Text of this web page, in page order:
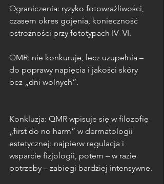
Ograniczenia: ryzyko fotowrażliwości,
czasem okres gojenia, konieczność
ostrożności przy fototypach IV–VI.
QMR: nie konkuruje, lecz uzupełnia –
do poprawy napięcia i jakości skóry
bez „dni wolnych”.
Konkluzja: QMR wpisuje się w filozofię
„first do no harm” w dermatologii
estetycznej: najpierw regulacja i
wsparcie fizjologii, potem – w razie
potrzeby – zabiegi bardziej intensywne.